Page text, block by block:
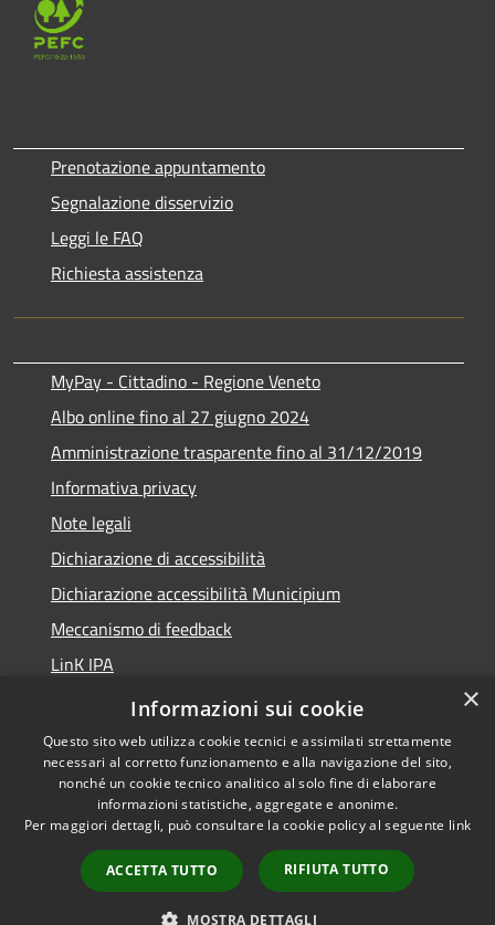
Prenotazione appuntamento
Segnalazione disservizio
Leggi le FAQ
Richiesta assistenza
MyPay - Cittadino - Regione Veneto
Albo online fino al 27 giugno 2024
Amministrazione trasparente fino al 31/12/2019
Informativa privacy
Note legali
Dichiarazione di accessibilità
Dichiarazione accessibilità Municipium
Meccanismo di feedback
LinK IPA
Social media policy
Accessibilità
Copyright © 2026 • Comune di
Calalzo di Cadore • Powered by
Municipium•
Accesso
redazione
×
Informazioni sui cookie
Questo sito web utilizza cookie tecnici e assimilati strettamente
necessari al corretto funzionamento e alla navigazione del sito,
nonché un cookie tecnico analitico al solo fine di elaborare
informazioni statistiche, aggregate e anonime.
Per maggiori dettagli, può consultare la cookie policy al seguente link
ACCETTA TUTTO RIFIUTA TUTTO
MOSTRA DETTAGLI